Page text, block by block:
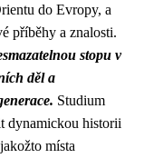
do Evropy, a
příběhy a znalosti.
stopu v
děl a
Studium
dynamickou historii
místa